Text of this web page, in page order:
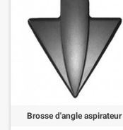
Brosse d'angle aspirateur